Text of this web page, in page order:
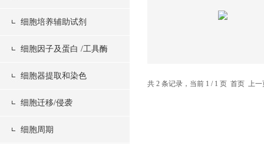
细胞培养辅助试剂
细胞因子及蛋白 /工具酶
细胞器提取和染色
细胞迁移/侵袭
细胞周期
共 2 条记录，当前 1 / 1 页 首页 上